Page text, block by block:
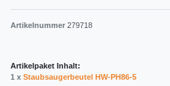
Artikelnummer 279718
Artikelpaket Inhalt:
1 x Staubsaugerbeutel HW-PH86-5